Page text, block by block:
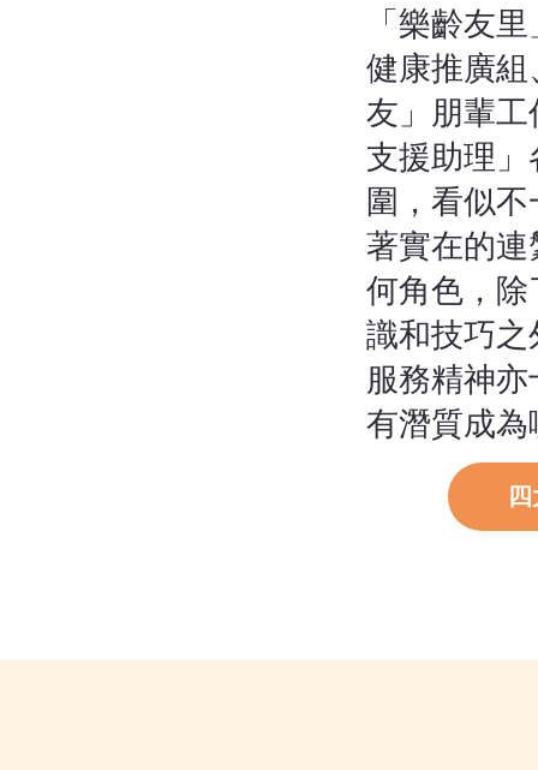
「樂齡友
健康推廣
友」朋輩
支援助理
圍，看似
著實在的
何角色，
識和技巧
服務精神
有潛質成